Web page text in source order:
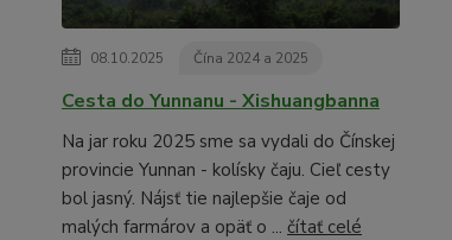
08.10.2025 Čína 2024 a 2025
Cesta do Yunnanu - Xishuangbanna
Na jar roku 2025 sme sa vydali do Čínskej
provincie Yunnan - kolísky čaju. Cieľ cesty
bol jasný. Nájsť tie najlepšie čaje od
malých farmárov a opäť o ... čítať celé